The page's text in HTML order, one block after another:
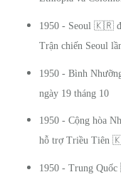
1950 - Seoul 🇰🇷
Trận chiến Seoul
1950 - Bình
ngày 19 tháng 10
1950 - Cộng hòa
hỗ trợ Triều Tiên
1950 - Trung Quốc